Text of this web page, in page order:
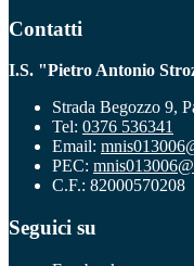
Contatti
I.S. "Pietro Antonio
Strada Begozzo 9,
Tel: 0376 536341
Email:
PEC:
C.F.: 82000570208
Seguici su